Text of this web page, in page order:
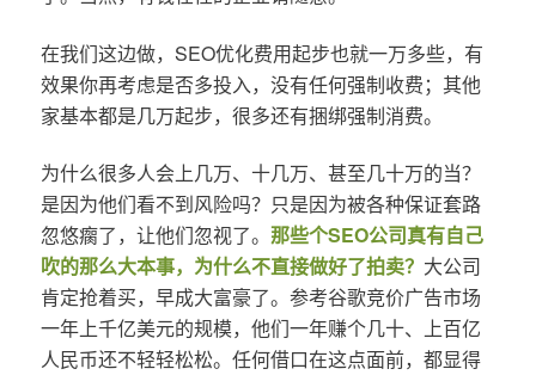
在我们这边做，SEO优化费用起步也就一万多些，有
效果你再考虑是否多投入，没有任何强制收费；其他
家基本都是几万起步，很多还有捆绑强制消费。
为什么很多人会上几万、十几万、甚至几十万的当？
是因为他们看不到风险吗？只是因为被各种保证套路
忽悠瘸了，让他们忽视了。 那些个SEO公司真有自己
吹的那么大本事，为什么不直接做好了拍卖？ 大公司
肯定抢着买，早成大富豪了。参考谷歌竞价广告市场
一年上千亿美元的规模，他们一年赚个几十、上百亿
人民币还不轻轻松松。任何借口在这点面前，都显得